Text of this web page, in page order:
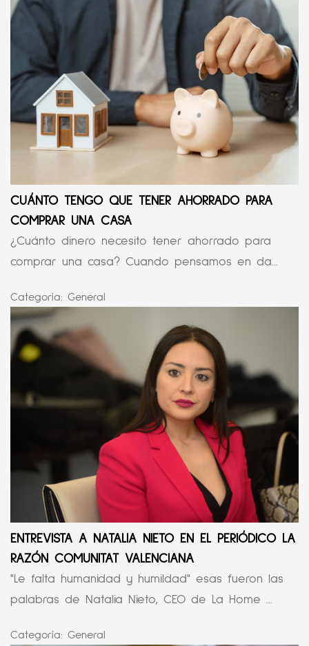
CUÁNTO TENGO QUE TENER AHORRADO PARA
COMPRAR UNA CASA
¿Cuánto dinero necesito tener ahorrado para
comprar una casa? Cuando pensamos en da...
Categoría: General
ENTREVISTA A NATALIA NIETO EN EL PERIÓDICO LA
RAZÓN COMUNITAT VALENCIANA
"Le falta humanidad y humildad" esas fueron las
palabras de Natalia Nieto, CEO de La Home ...
Categoría: General